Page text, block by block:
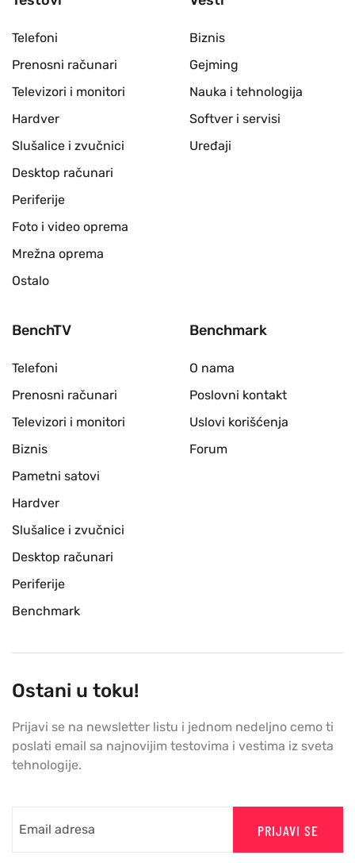
Telefoni
Prenosni računari
Televizori i monitori
Hardver
Slušalice i zvučnici
Desktop računari
Periferije
Foto i video oprema
Mrežna oprema
Ostalo
Biznis
Gejming
Nauka i tehnologija
Softver i servisi
Uređaji
BenchTV
Telefoni
Prenosni računari
Televizori i monitori
Biznis
Pametni satovi
Hardver
Slušalice i zvučnici
Desktop računari
Periferije
Benchmark
Benchmark
O nama
Poslovni kontakt
Uslovi korišćenja
Forum
Ostani u toku!
Prijavi se na newsletter listu i jednom nedeljno cemo ti
poslati email sa najnovijim testovima i vestima iz sveta
tehnologije.
PRIJAVI SE